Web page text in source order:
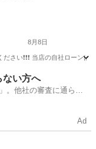
8月8日
ださい❗️❗️❗️ 当店の自社ロ
ない方へ
。他社の審査に通らな
Ad